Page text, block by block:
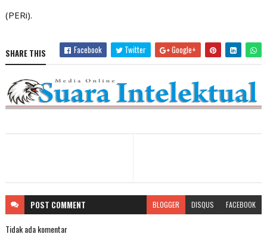
(PERi).
SHARE THIS Facebook Twitter Google+
POST COMMENT BLOGGER DISQUS FACEBOOK
Tidak ada komentar